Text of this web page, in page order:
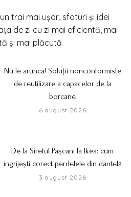
trai mai ușor, sfaturi și idei
de zi cu zi mai eficientă, mai
și mai plăcută
Nu le arunca! Soluții nonconformiste
de reutilizare a capacelor de la
borcane
6 august 2026
De la Siretul Pașcani la Ikea: cum
îngrijești corect perdelele din dantelă
3 august 2026